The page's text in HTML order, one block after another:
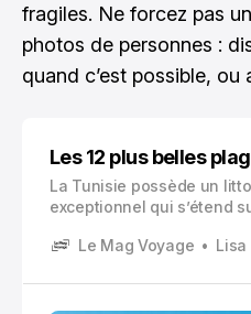
fragiles. Ne forcez pas
photos de personnes :
quand c’est possible, ou
Les 12 plus belles
La Tunisie possède un
exceptionnel qui s’étend
remarquable de paysages
entre des collines
Le Mag Voyage Lisa